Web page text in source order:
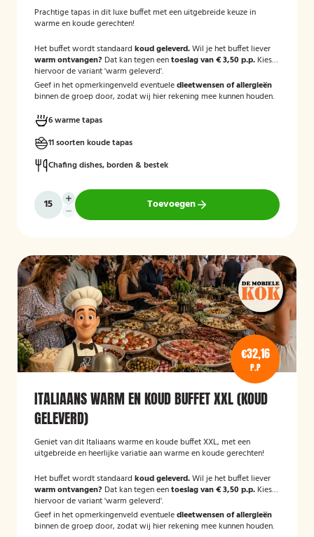
Prachtige tapas in dit luxe buffet met een uitgebreide keuze in
warme en koude gerechten!
Het buffet wordt standaard koud geleverd.Wil je het buffet liever
warm ontvangen? Dat kan tegen eentoeslag van € 3,50 p.p. Kies
hiervoor de variant 'warm geleverd'.
Geef in het opmerkingenveld eventueledieetwensen of allergieën
binnen de groep door, zodat wij hier rekening mee kunnen houden.
6 warme tapas
11 soorten koude tapas
Chafing dishes, borden & bestek
Toevoegen
€32,16
P.P
ITALIAANS WARM EN KOUD BUFFET XXL (KOUD
GELEVERD)
Geniet van dit Italiaans warme en koude buffet XXL, met een
uitgebreide en heerlijke variatie aan warme en koude gerechten!
Het buffet wordt standaard koud geleverd.Wil je het buffet liever
warm ontvangen? Dat kan tegen eentoeslag van € 3,50 p.p. Kies
hiervoor de variant 'warm geleverd'.
Geef in het opmerkingenveld eventueledieetwensen of allergieën
binnen de groep door, zodat wij hier rekening mee kunnen houden.